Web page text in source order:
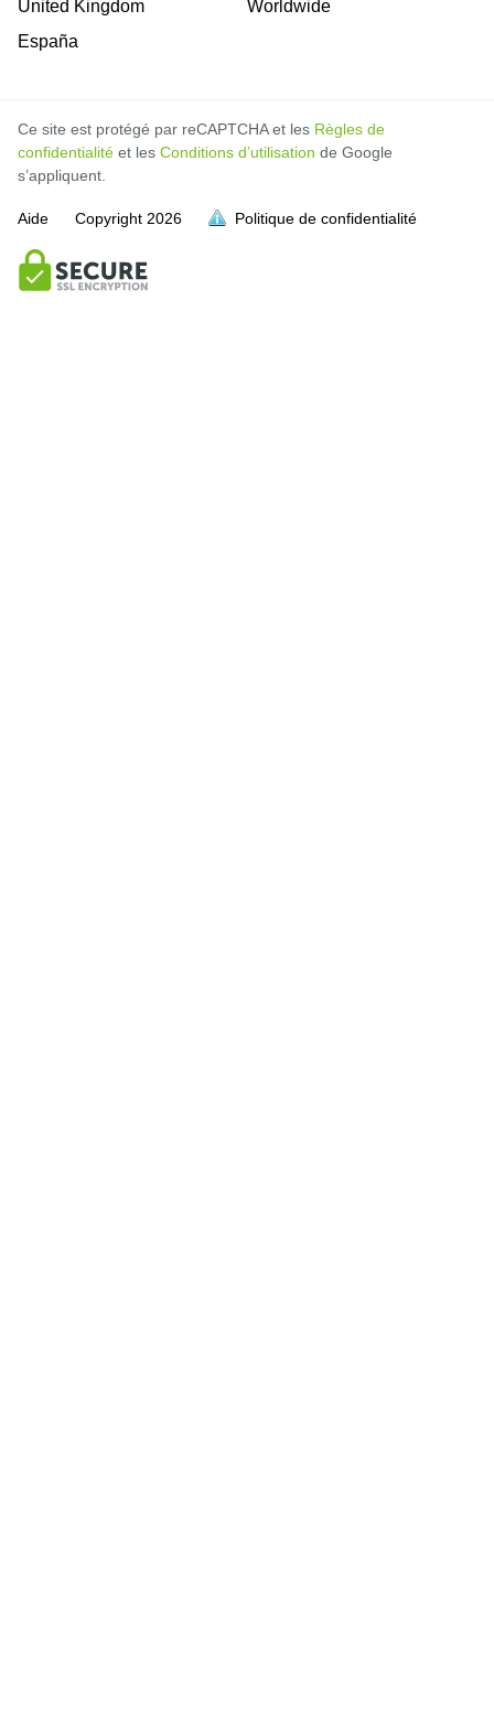
United Kingdom
España
Worldwide
Ce site est protégé par reCAPTCHA et les Règles de
confidentialité et les Conditions d’utilisation de Google
s’appliquent.
Aide Copyright 2026 Politique de confidentialité